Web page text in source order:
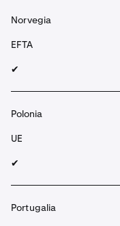
Norvegia
EFTA
✔︎
Polonia
UE
✔︎
Portugalia